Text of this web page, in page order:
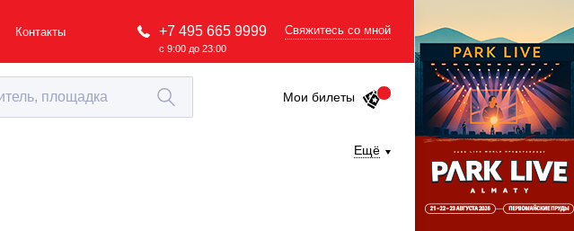
Контакты +7 495 665 9999
с 9:00 до 23:00
Свяжитесь со мной
Мои билеты
Ещё